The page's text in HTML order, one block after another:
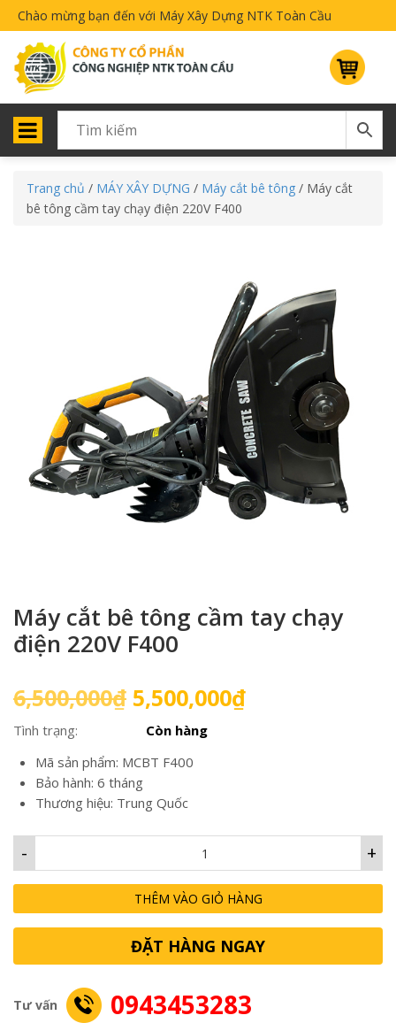
Chào mừng bạn đến với Máy Xây Dựng NTK Toàn Cầu
Trang chủ / MÁY XÂY DỰNG / Máy cắt bê tông / Máy cắt
bê tông cầm tay chạy điện 220V F400
Máy cắt bê tông cầm tay chạy
điện 220V F400
6,500,000₫ Giá
gốc
là:
6,500,000₫.
5,500,000₫Giá
Tình trạng:
Còn hàng
Mã sản phẩm: MCBT F400
Bảo hành: 6 tháng
Thương hiệu: Trung Quốc
+
-
THÊM VÀO GIỎ HÀNG
ĐẶT HÀNG NGAY
Tư vấn 0943453283